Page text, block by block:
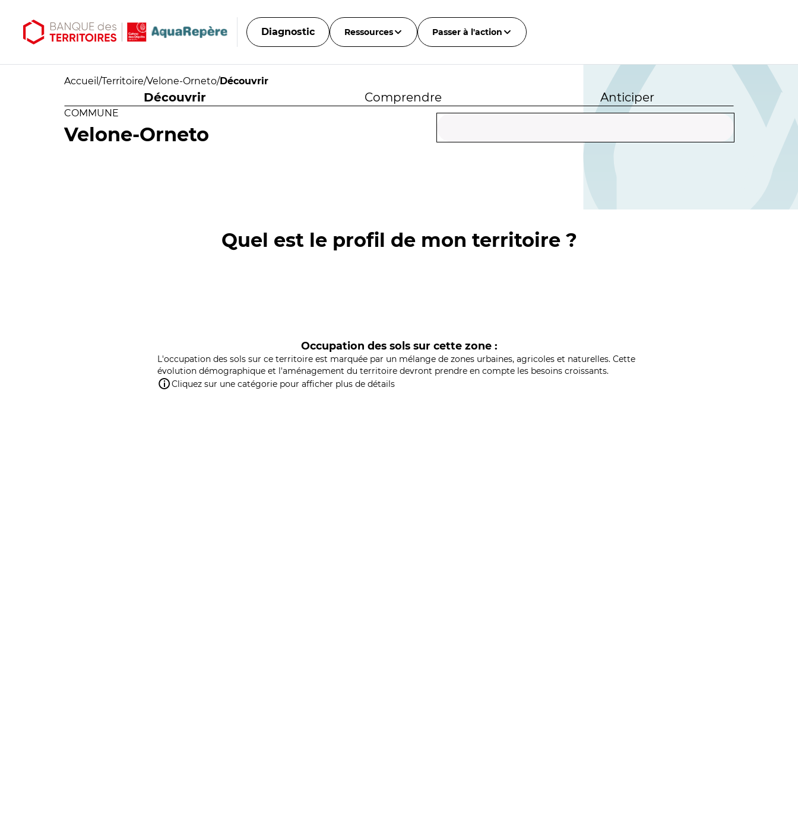
Diagnostic Ressources Passer à l'action
Accueil /Territoire/Velone-Orneto/Découvrir
Découvrir Comprendre Anticiper
COMMUNE
Velone-Orneto
Quel est le profil de mon territoire ?
Occupation des sols sur cette zone :
L'occupation des sols sur ce territoire est marquée par un mélange de zones urbaines, agricoles et naturelles. Cette
évolution démographique et l'aménagement du territoire devront prendre en compte les besoins croissants.
Cliquez sur une catégorie pour afficher plus de détails